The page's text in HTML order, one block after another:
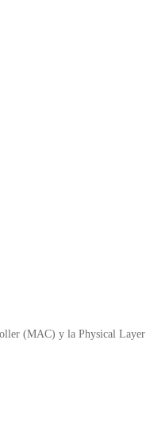
(MAC) y la Physical